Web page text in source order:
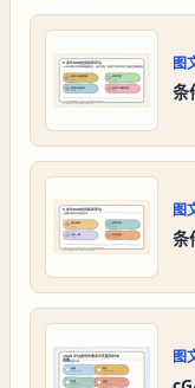
图
条
图
条
图